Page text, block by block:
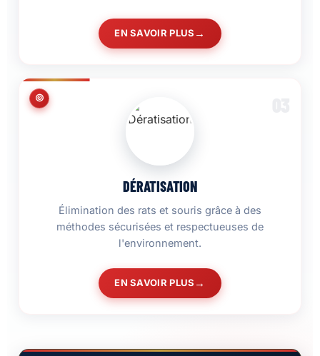
EN SAVOIR PLUS
DÉRATISATION
Élimination des rats et souris grâce à des
méthodes sécurisées et respectueuses de
l'environnement.
EN SAVOIR PLUS